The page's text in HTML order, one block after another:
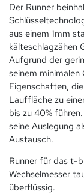
Der Runner
aus einem 1mm
kälteschlagzähen
Aufgrund der
seinem
Eigenschaften,
Lauffläche zu
bis zu 40%
seine Auslegung
Austausch.
Runner für das t-
Wechselmesser
überflüssig.